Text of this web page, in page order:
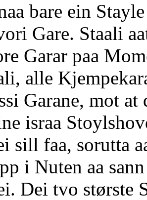
bare ein
Gare. Staali
Garar paa
alle
Garane, mot
israa
sill faa, sorutta
i Nuten aa
Dei tvo største